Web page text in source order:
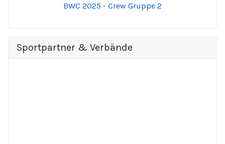
BWC 2025 - Crew Gruppe 2
Sportpartner & Verbände